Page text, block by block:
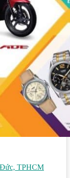
TPHCM